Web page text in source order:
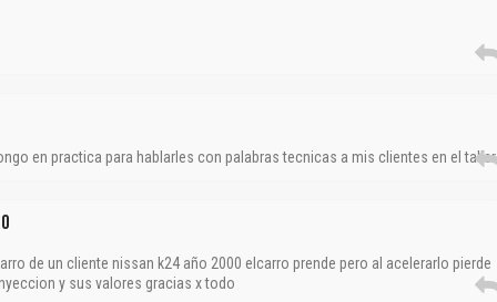
en practica para hablarles con palabras tecnicas a mis clientes en el taller
de un cliente nissan k24 año 2000 elcarro prende pero al acelerarlo pierde
y sus valores gracias x todo
Reportar otro tipo de error...